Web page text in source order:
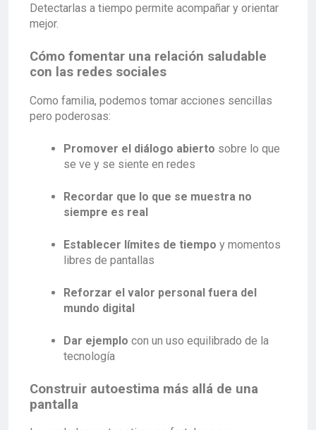
Detectarlas a tiempo permite acompañar y orientar
mejor.
Cómo fomentar una relación saludable
con las redes sociales
Como familia, podemos tomar acciones sencillas
pero poderosas:
Promover el diálogo abierto sobre lo que
se ve y se siente en redes
Recordar que lo que se muestra no
siempre es real
Establecer límites de tiempo y momentos
libres de pantallas
Reforzar el valor personal fuera del
mundo digital
Dar ejemplo con un uso equilibrado de la
tecnología
Construir autoestima más allá de una
pantalla